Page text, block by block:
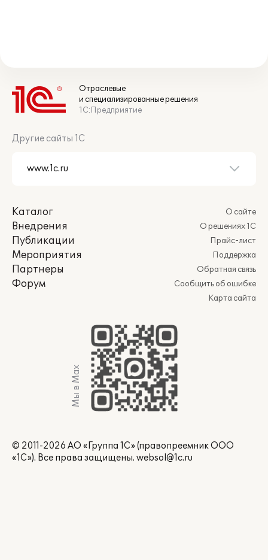
Отраслевые
и специализированные решения
1С:Предприятие
Другие сайты 1С
Каталог
Внедрения
Публикации
Мероприятия
Партнеры
Форум
О сайте
О решениях 1С
Прайс-лист
Поддержка
Обратная связь
Сообщить об ошибке
Карта сайта
Мы в Max
© 2011-2026 АО «Группа 1С» (правопреемник ООО
«1С»). Все права защищены. websol@1c.ru